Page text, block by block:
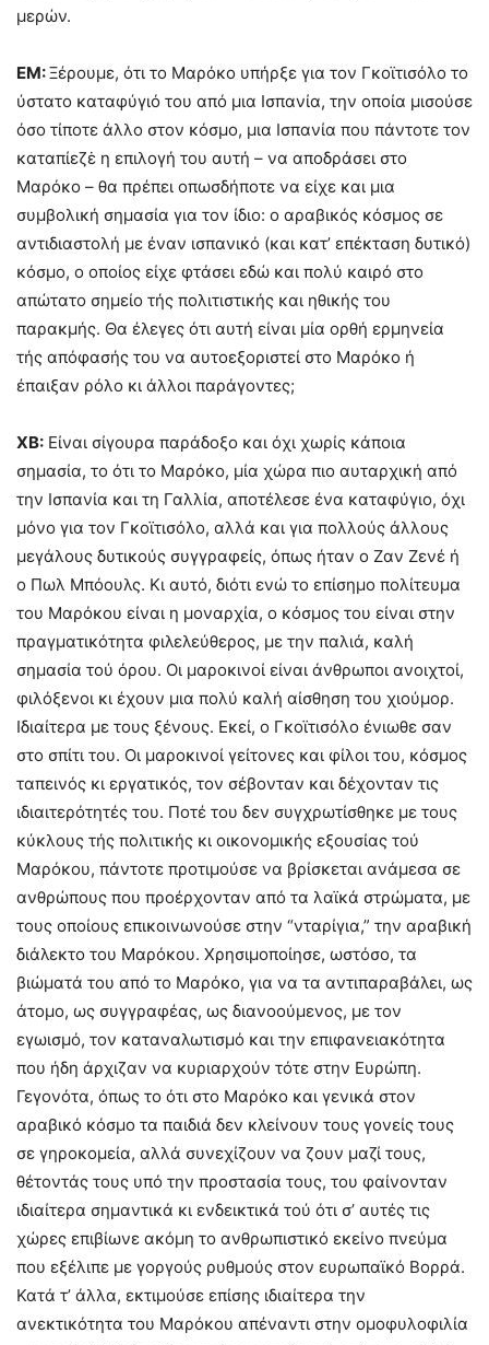
μερών.
ΕΜ:Ξέρουμε, ότι το Μαρόκο υπήρξε για τον Γκοϊτισόλο το
ύστατο καταφύγιό του από μια Ισπανία, την οποία μισούσε
όσο τίποτε άλλο στον κόσμο, μια Ισπανία που πάντoτε τον
καταπίεζε̇ η επιλογή του αυτή – να αποδράσει στο
Μαρόκο – θα πρέπει οπωσδήποτε να είχε και μια
συμβολική σημασία για τον ίδιο: ο αραβικός κόσμος σε
αντιδιαστολή με έναν ισπανικό (και κατ’ επέκταση δυτικό)
κόσμο, ο οποίος είχε φτάσει εδώ και πολύ καιρό στο
απώτατο σημείο τής πολιτιστικής και ηθικής του
παρακμής. Θα έλεγες ότι αυτή είναι μία ορθή ερμηνεία
τής απόφασής του να αυτοεξοριστεί στο Μαρόκο ή
έπαιξαν ρόλο κι άλλοι παράγοντες;
ΧΒ: Είναι σίγουρα παράδοξο και όχι χωρίς κάποια
σημασία, το ότι το Μαρόκο, μία χώρα πιο αυταρχική από
την Ισπανία και τη Γαλλία, αποτέλεσε ένα καταφύγιο, όχι
μόνο για τον Γκοϊτισόλο, αλλά και για πολλούς άλλους
μεγάλους δυτικούς συγγραφείς, όπως ήταν ο Ζαν Ζενέ ή
ο Πωλ Μπόουλς. Κι αυτό, διότι ενώ το επίσημο πολίτευμα
του Μαρόκου είναι η μοναρχία, ο κόσμος του είναι στην
πραγματικότητα φιλελεύθερος, με την παλιά, καλή
σημασία τού όρου. Οι μαροκινοί είναι άνθρωποι ανοιχτοί,
φιλόξενοι κι έχουν μια πολύ καλή αίσθηση του χιούμορ.
Ιδιαίτερα με τους ξένους. Εκεί, ο Γκοϊτισόλο ένιωθε σαν
στο σπίτι του. Οι μαροκινοί γείτονες και φίλοι του, κόσμος
ταπεινός κι εργατικός, τον σέβονταν και δέχονταν τις
ιδιαιτερότητές του. Ποτέ του δεν συγχρωτίσθηκε με τους
κύκλους τής πολιτικής κι οικονομικής εξουσίας τού
Μαρόκου, πάντοτε προτιμούσε να βρίσκεται ανάμεσα σε
ανθρώπους που προέρχονταν από τα λαϊκά στρώματα, με
τους οποίους επικοινωνούσε στην “νταρίγια,” την αραβική
διάλεκτο του Μαρόκου. Χρησιμοποίησε, ωστόσο, τα
βιώματά του από το Μαρόκο, για να τα αντιπαραβάλει, ως
άτομο, ως συγγραφέας, ως διανοούμενος, με τον
εγωισμό, τον καταναλωτισμό και την επιφανειακότητα
που ήδη άρχιζαν να κυριαρχούν τότε στην Ευρώπη.
Γεγονότα, όπως το ότι στο Μαρόκο και γενικά στον
αραβικό κόσμο τα παιδιά δεν κλείνουν τους γονείς τους
σε γηροκομεία, αλλά συνεχίζουν να ζουν μαζί τους,
θέτοντάς τους υπό την προστασία τους, του φαίνονταν
ιδιαίτερα σημαντικά κι ενδεικτικά τού ότι σ’ αυτές τις
χώρες επιβίωνε ακόμη το ανθρωπιστικό εκείνο πνεύμα
που εξέλιπε με γοργούς ρυθμούς στον ευρωπαϊκό Βορρά.
Κατά τ’ άλλα, εκτιμούσε επίσης ιδιαίτερα την
ανεκτικότητα του Μαρόκου απέναντι στην ομοφυλοφιλία